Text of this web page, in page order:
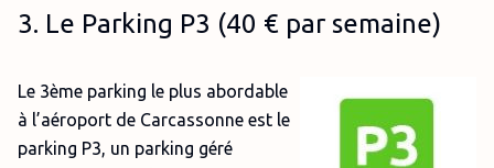
3. Le Parking P3 (40 € par semaine)
Le 3ème parking le plus abordable
à l’aéroport de Carcassonne est le
parking P3, un parking géré